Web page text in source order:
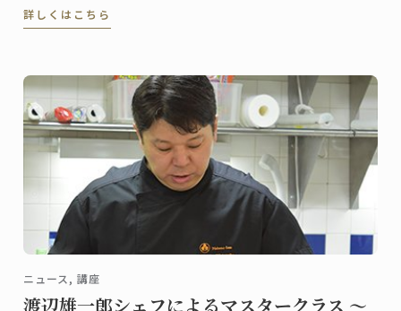
詳しくはこちら
ニュース, 講座
渡辺雄一郎シェフによるマスタークラス ～